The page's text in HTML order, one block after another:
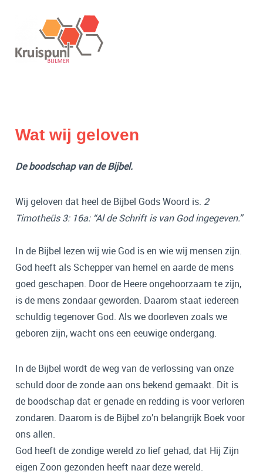
Wat wij geloven
De boodschap van de Bijbel.
Wij geloven dat heel de Bijbel Gods Woord is. 2
Timotheüs 3: 16a: “Al de Schrift is van God ingegeven.”
In de Bijbel lezen wij wie God is en wie wij mensen zijn.
God heeft als Schepper van hemel en aarde de mens
goed geschapen. Door de Heere ongehoorzaam te zijn,
is de mens zondaar geworden. Daarom staat iedereen
schuldig tegenover God. Als we doorleven zoals we
geboren zijn, wacht ons een eeuwige ondergang.
In de Bijbel wordt de weg van de verlossing van onze
schuld door de zonde aan ons bekend gemaakt. Dit is
de boodschap dat er genade en redding is voor verloren
zondaren. Daarom is de Bijbel zo’n belangrijk Boek voor
ons allen.
God heeft de zondige wereld zo lief gehad, dat Hij Zijn
eigen Zoon gezonden heeft naar deze wereld.